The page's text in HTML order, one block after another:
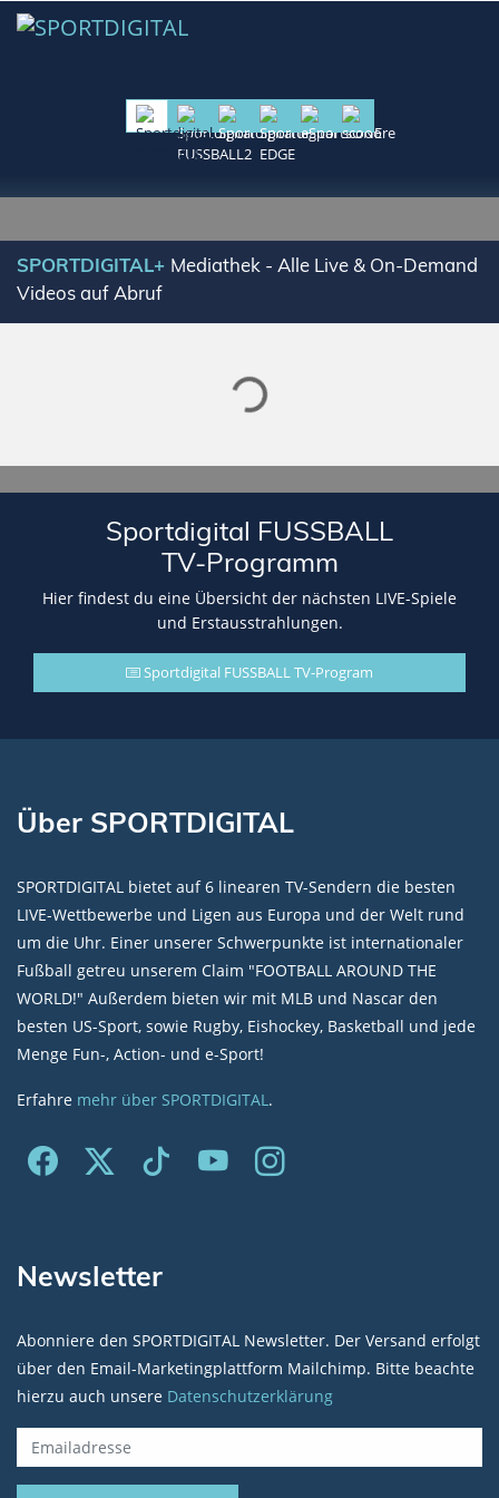
SPORTDIGITAL+ Mediathek - Alle Live & On-Demand
Videos auf Abruf
Lade SPORTDIGITAL+ Mediathek
Sportdigital FUSSBALL
TV-Programm
Hier findest du eine Übersicht der nächsten LIVE-Spiele
und Erstausstrahlungen.
Sportdigital FUSSBALL TV-Program
Über SPORTDIGITAL
SPORTDIGITAL bietet auf 6 linearen TV-Sendern die besten
LIVE-Wettbewerbe und Ligen aus Europa und der Welt rund
um die Uhr. Einer unserer Schwerpunkte ist internationaler
Fußball getreu unserem Claim "FOOTBALL AROUND THE
WORLD!" Außerdem bieten wir mit MLB und Nascar den
besten US-Sport, sowie Rugby, Eishockey, Basketball und jede
Menge Fun-, Action- und e-Sport!
Erfahre mehr über SPORTDIGITAL.
Newsletter
Abonniere den SPORTDIGITAL Newsletter. Der Versand erfolgt
über den Email-Marketingplattform Mailchimp. Bitte beachte
hierzu auch unsere Datenschutzerklärung